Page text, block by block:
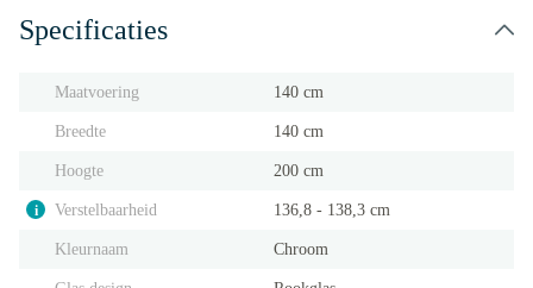
Specificaties
Maatvoering 140 cm
Breedte 140 cm
Hoogte 200 cm
i Verstelbaarheid 136,8 - 138,3 cm
Kleurnaam Chroom